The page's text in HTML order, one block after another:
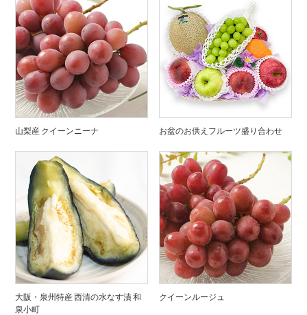
山梨産 クイーンニーナ お盆のお供えフルーツ盛り合わせ
大阪・泉州特産 西清の水なす漬 和
泉小町
クイーンルージュ